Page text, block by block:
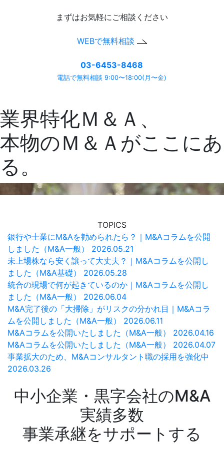
まずはお気軽にご相談ください
WEBで無料相談
03-6453-8468
電話で無料相談 9:00〜18:00(月〜金)
業界特化Ｍ＆Ａ、
本物のＭ＆Ａがここにあ
る。
TOPICS
銀行や士業にM&Aを勧められたら？｜M&Aコラムを公開
しました（M&A一般）
2026.05.21
未上場株なら安く譲って大丈夫？｜M&Aコラムを公開し
ました（M&A基礎）
2026.05.28
統合の現場で何が起きているのか｜M&Aコラムを公開し
ました（M&A一般）
2026.06.04
M&A完了後の「大掃除」がリスクの分かれ目｜M&Aコラ
ムを公開しました（M&A一般）
2026.06.11
M&Aコラムを公開いたしました（M&A一般）
2026.04.16
M&Aコラムを公開いたしました（M&A一般）
2026.04.07
事業拡大のため、M&Aコンサルタント職の採用を強化中
2026.03.26
中小企業・黒字会社のM&A
実績多数
事業承継をサポートする